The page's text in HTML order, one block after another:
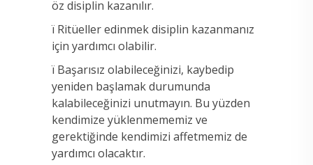
öz disiplin kazanılır.
ï Ritüeller edinmek disiplin kazanmanız
için yardımcı olabilir.
ï Başarısız olabileceğinizi, kaybedip
yeniden başlamak durumunda
kalabileceğinizi unutmayın. Bu yüzden
kendimize yüklenmememiz ve
gerektiğinde kendimizi affetmemiz de
yardımcı olacaktır.